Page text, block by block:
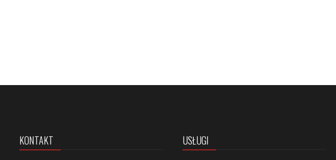
KONTAKT USŁUGI